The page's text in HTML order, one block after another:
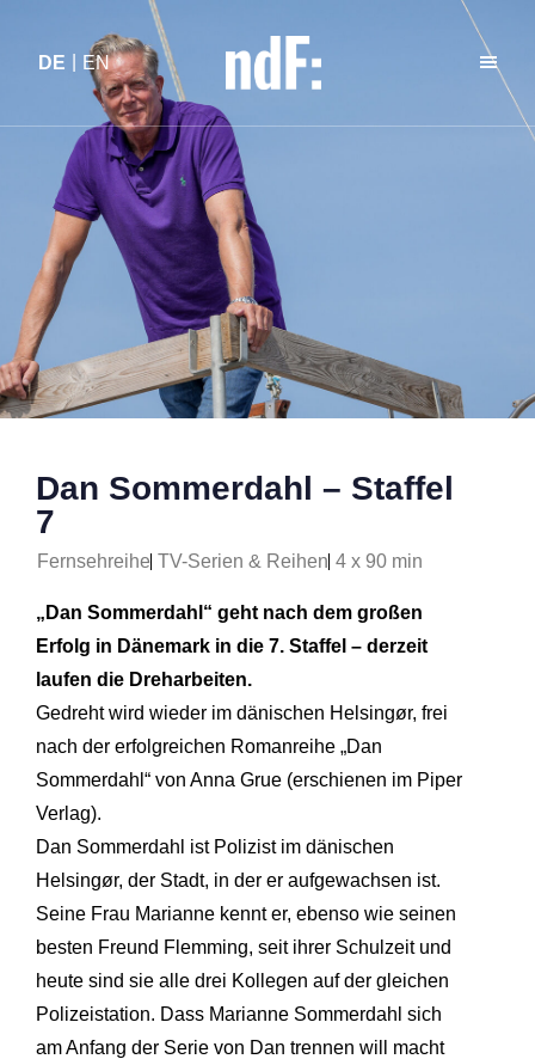
DE EN
Dan Sommerdahl – Staffel
7
Fernsehreihe TV-Serien & Reihen 4 x 90 min
„Dan Sommerdahl“ geht nach dem großen
Erfolg in Dänemark in die 7. Staffel – derzeit
laufen die Dreharbeiten.
Gedreht wird wieder im dänischen Helsingør, frei
nach der erfolgreichen Romanreihe „Dan
Sommerdahl“ von Anna Grue (erschienen im Piper
Verlag).
Dan Sommerdahl ist Polizist im dänischen
Helsingør, der Stadt, in der er aufgewachsen ist.
Seine Frau Marianne kennt er, ebenso wie seinen
besten Freund Flemming, seit ihrer Schulzeit und
heute sind sie alle drei Kollegen auf der gleichen
Polizeistation. Dass Marianne Sommerdahl sich
am Anfang der Serie von Dan trennen will macht